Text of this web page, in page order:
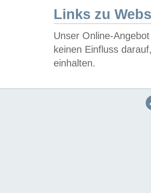
Links zu
Unser Online-
keinen Einfluss
einhalten.